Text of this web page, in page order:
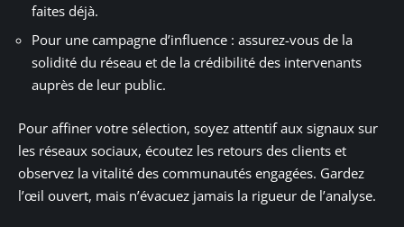
faites déjà.
Pour une campagne d’influence : assurez-vous de la
solidité du réseau et de la crédibilité des intervenants
auprès de leur public.
Pour affiner votre sélection, soyez attentif aux signaux sur
les réseaux sociaux, écoutez les retours des clients et
observez la vitalité des communautés engagées. Gardez
l’œil ouvert, mais n’évacuez jamais la rigueur de l’analyse.